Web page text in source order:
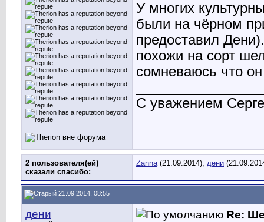
У многих
были на чёрном
предоставил
похожи на сорт
сомневаюсь что
С уважением
2 пользователя(ей)
сказали cпасибо:
Zanna(21.09.2014), дени
21.09.2014, 08:55
дени Re: